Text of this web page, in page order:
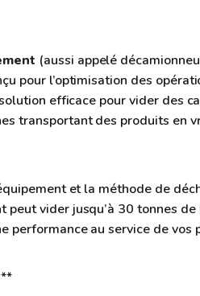
(aussi appelé
pour l’optimisation des
efficace pour vider des
transportant des produits en
et la méthode de
peut vider jusqu’à 30 tonnes
performance au service de vos